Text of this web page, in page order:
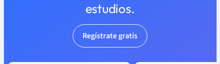
estudios.
Regístrate gratis